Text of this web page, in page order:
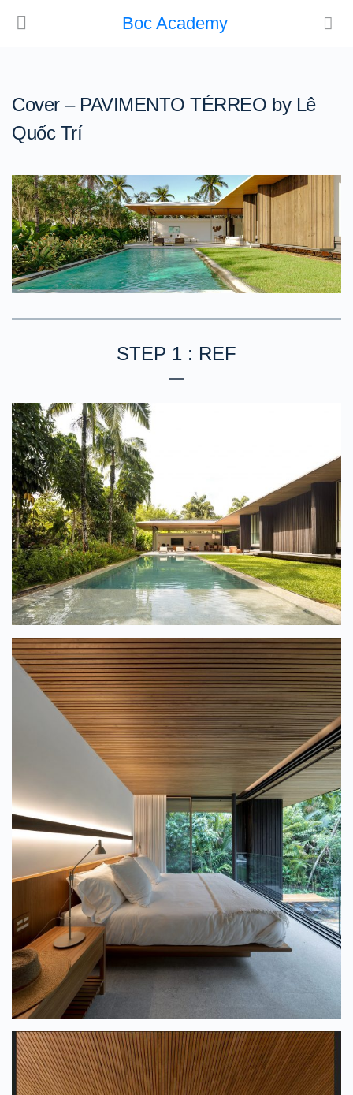
Boc Academy
Cover – PAVIMENTO TÉRREO by Lê
Quốc Trí
STEP 1 : REF